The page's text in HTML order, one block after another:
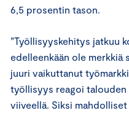
6,5 prosentin tason.
”Työllisyyskehitys jatkuu
edelleenkään ole merkkiä
juuri vaikuttanut
työllisyys reagoi talouden
viiveellä. Siksi